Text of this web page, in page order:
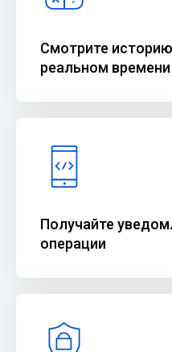
Смотрите
реальном времени
Получайте
операции